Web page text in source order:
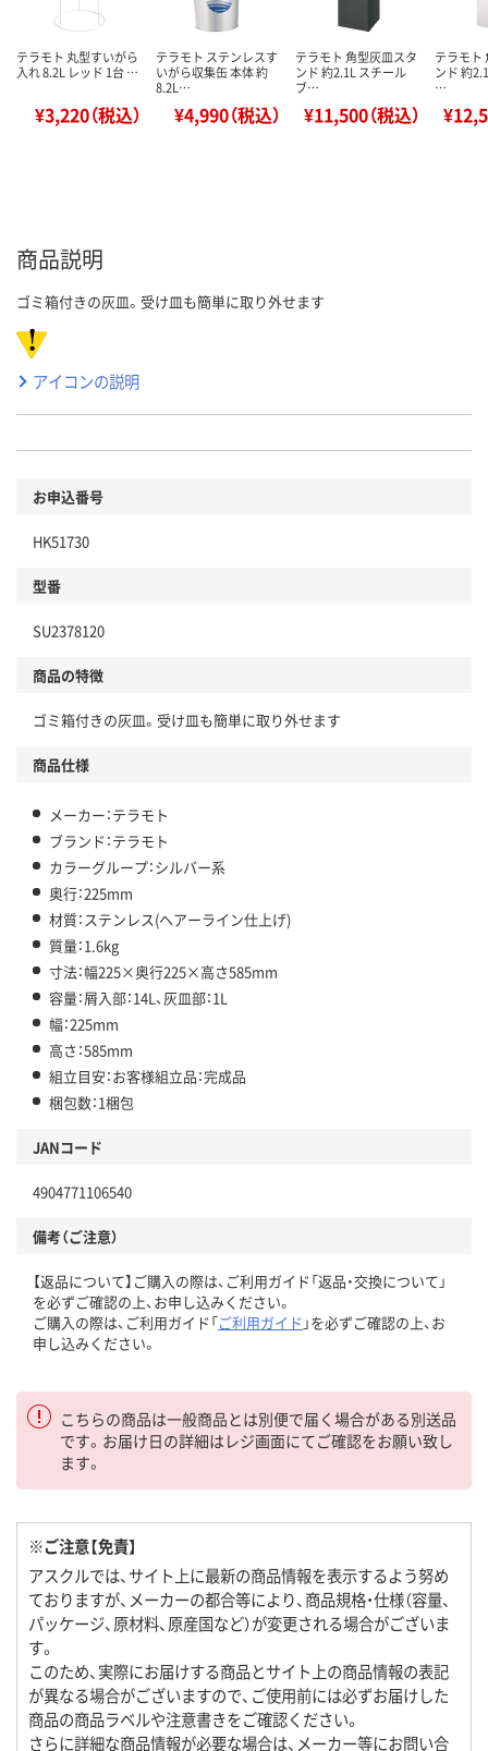
テラモト 丸型すいがら
入れ 8.2L レッド 1台 …
¥3,220（税込）
テラモト ステンレスす
いがら収集缶 本体 約
8.2L…
¥4,990（税込）
テラモト 角型灰皿スタ
ンド 約2.1L スチール
ブ…
¥11,500（税込）
テラモト
ンド 約
…
商品説明
ゴミ箱付きの灰皿。受け皿も簡単に取り外せます
アイコンの説明
お申込番号
HK51730
型番
SU2378120
商品の特徴
ゴミ箱付きの灰皿。受け皿も簡単に取り外せます
商品仕様
メーカー：テラモト
ブランド：テラモト
カラーグループ：シルバー系
奥行：225mm
材質：ステンレス(ヘアーライン仕上げ)
質量：1.6kg
寸法：幅225×奥行225×高さ585mm
容量：屑入部：14L、灰皿部：1L
幅：225mm
高さ：585mm
組立目安：お客様組立品：完成品
梱包数：1梱包
JANコード
4904771106540
備考（ご注意）
【返品について】ご購入の際は、ご利用ガイド「返品・交換について」
を必ずご確認の上、お申し込みください。
ご購入の際は、ご利用ガイド「ご利用ガイド 」を必ずご確認の上、お
申し込みください。
こちらの商品は一般商品とは別便で届く場合がある別送品
です。お届け日の詳細はレジ画面にてご確認をお願い致し
ます。
※ご注意【免責】
アスクルでは、サイト上に最新の商品情報を表示するよう努め
ておりますが、メーカーの都合等により、商品規格・仕様（容量、
パッケージ、原材料、原産国など）が変更される場合がございま
す。
このため、実際にお届けする商品とサイト上の商品情報の表記
が異なる場合がございますので、ご使用前には必ずお届けした
商品の商品ラベルや注意書きをご確認ください。
さらに詳細な商品情報が必要な場合は、メーカー等にお問い合